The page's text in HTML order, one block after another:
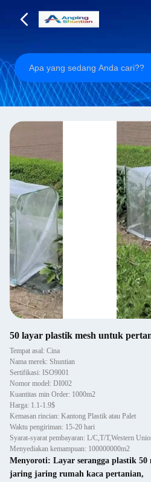
50 layar plastik mesh untuk
Tempat asal: Cina
Nama merek: Shuntian
Sertifikasi: ISO9001
Nomor model: DI002
Kuantitas min Order: 1000m2
Harga: 1.1-1.9$
Kemasan rincian: Kantong Plastik atau Palet
Waktu pengiriman: 15-20 hari
Syarat-syarat pembayaran: L/C,T/T,Western
Menyediakan kemampuan: 100000000m2
Menyoroti: Layar serangga plastik 50
jaring jaring rumah kaca pertanian,